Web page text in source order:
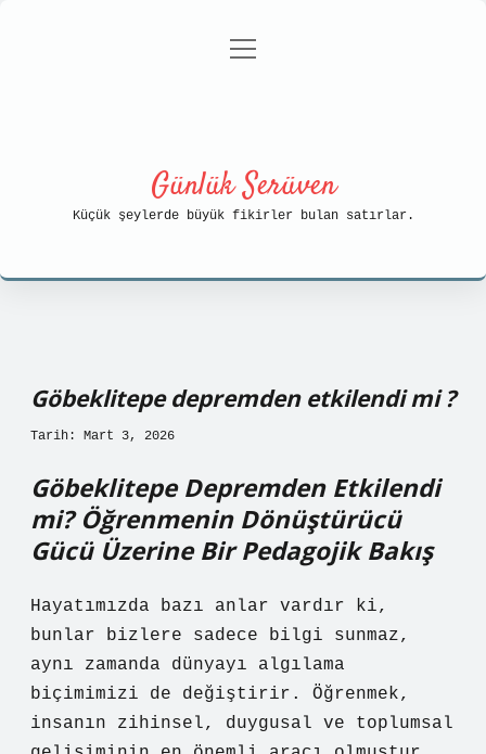
Gizlilik Politikası
menüyü
Günlük Serüven
Küçük şeylerde büyük fikirler bulan satırlar.
Göbeklitepe depremden etkilendi mi ?
Tarih: Mart 3, 2026
Göbeklitepe Depremden Etkilendi
mi? Öğrenmenin Dönüştürücü
Gücü Üzerine Bir Pedagojik Bakış
Hayatımızda bazı anlar vardır ki,
bunlar bizlere sadece bilgi sunmaz,
aynı zamanda dünyayı algılama
biçimimizi de değiştirir. Öğrenmek,
insanın zihinsel, duygusal ve toplumsal